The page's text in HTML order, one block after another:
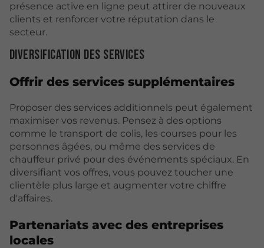
présence active en ligne peut attirer de nouveaux
clients et renforcer votre réputation dans le
secteur.
Diversification des services
Offrir des services supplémentaires
Proposer des services additionnels peut également
maximiser vos revenus. Pensez à des options
comme le transport de colis, les courses pour les
personnes âgées, ou même des services de
chauffeur privé pour des événements spéciaux. En
diversifiant vos offres, vous pouvez toucher une
clientèle plus large et augmenter votre chiffre
d'affaires.
Partenariats avec des entreprises
locales